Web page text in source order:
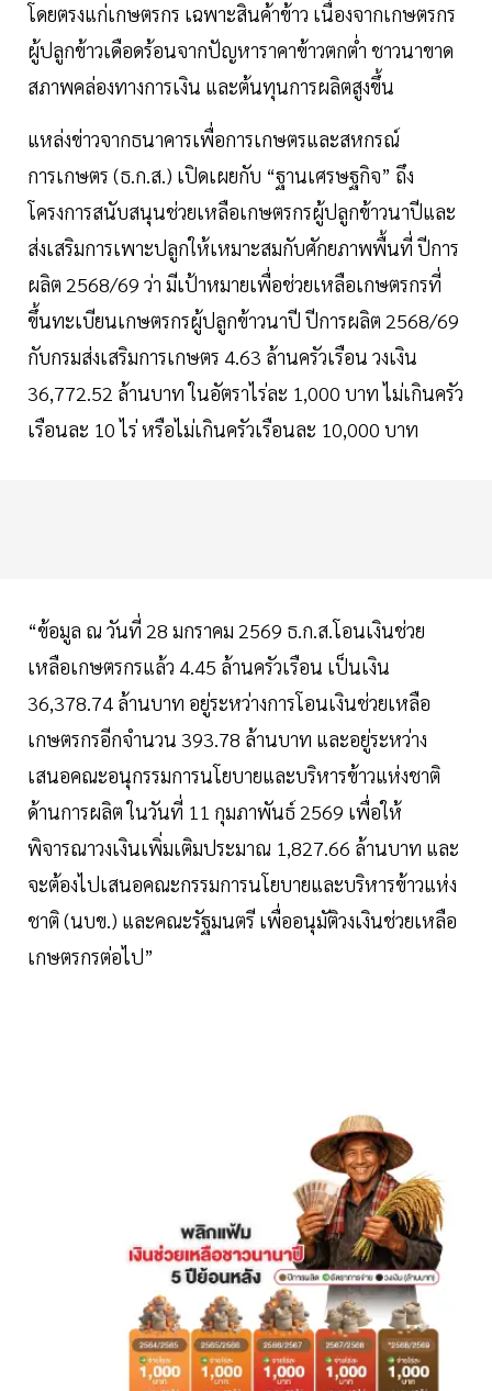
โดยตรงแก่เกษตรกร เฉพาะสินค้าข้าว เนื่องจากเกษตรกร
ผู้ปลูกข้าวเดือดร้อนจากปัญหาราคาข้าวตกต่ำ ชาวนาขาด
สภาพคล่องทางการเงิน และต้นทุนการผลิตสูงขึ้น
แหล่งข่าวจากธนาคารเพื่อการเกษตรและสหกรณ์
การเกษตร (ธ.ก.ส.) เปิดเผยกับ “ฐานเศรษฐกิจ” ถึง
โครงการสนับสนุนช่วยเหลือเกษตรกรผู้ปลูกข้าวนาปีและ
ส่งเสริมการเพาะปลูกให้เหมาะสมกับศักยภาพพื้นที่ ปีการ
ผลิต 2568/69 ว่า มีเป้าหมายเพื่อช่วยเหลือเกษตรกรที่
ขึ้นทะเบียนเกษตรกรผู้ปลูกข้าวนาปี ปีการผลิต 2568/69
กับกรมส่งเสริมการเกษตร 4.63 ล้านครัวเรือน วงเงิน
36,772.52 ล้านบาท ในอัตราไร่ละ 1,000 บาท ไม่เกินครัว
เรือนละ 10 ไร่ หรือไม่เกินครัวเรือนละ 10,000 บาท
“ข้อมูล ณ วันที่ 28 มกราคม 2569 ธ.ก.ส.โอนเงินช่วย
เหลือเกษตรกรแล้ว 4.45 ล้านครัวเรือน เป็นเงิน
36,378.74 ล้านบาท อยู่ระหว่างการโอนเงินช่วยเหลือ
เกษตรกรอีกจำนวน 393.78 ล้านบาท และอยู่ระหว่าง
เสนอคณะอนุกรรมการนโยบายและบริหารข้าวแห่งชาติ
ด้านการผลิต ในวันที่ 11 กุมภาพันธ์ 2569 เพื่อให้
พิจารณาวงเงินเพิ่มเติมประมาณ 1,827.66 ล้านบาท และ
จะต้องไปเสนอคณะกรรมการนโยบายและบริหารข้าวแห่ง
ชาติ (นบข.) และคณะรัฐมนตรี เพื่ออนุมัติวงเงินช่วยเหลือ
เกษตรกรต่อไป”